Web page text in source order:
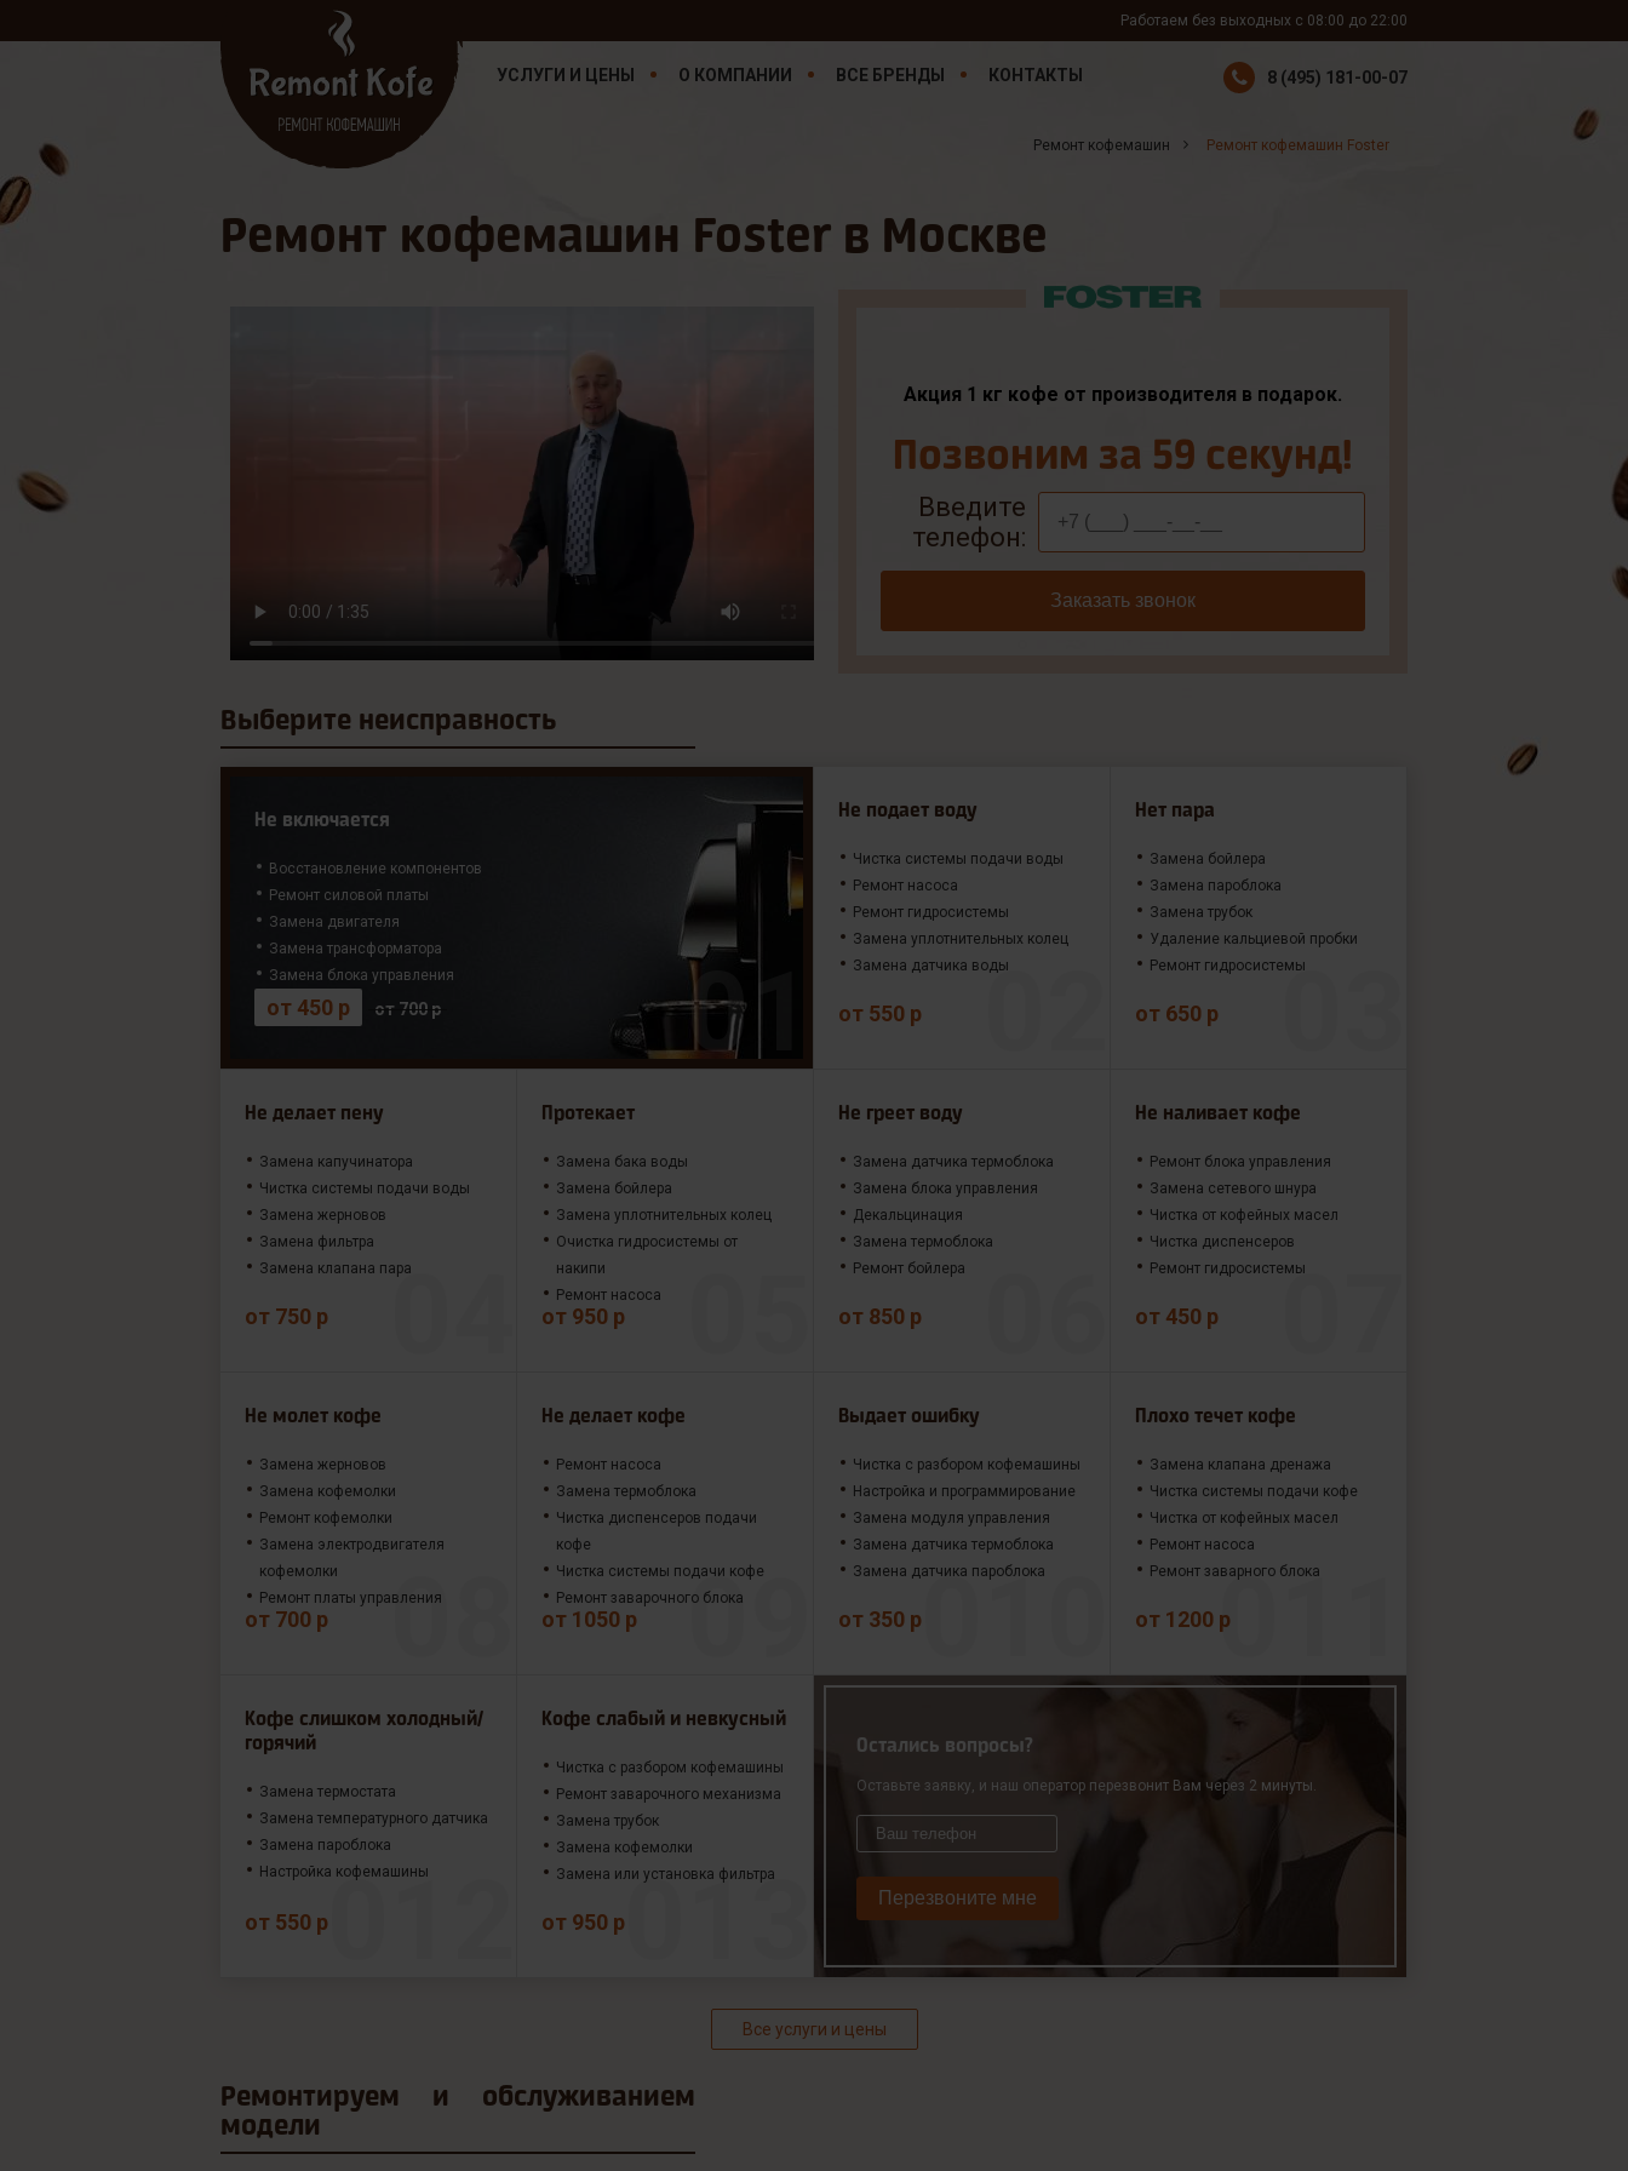
Работаем без выходных с 08:00 до 22:00
УСЛУГИ И ЦЕНЫ О КОМПАНИИ ВСЕ БРЕНДЫ КОНТАКТЫ 8 (495) 181-00-07
Ремонт кофемашин Ремонт кофемашин Foster
Ремонт кофемашин Foster в Москве
Акция 1 кг кофе от производителя в подарок.
Позвоним за 59 секунд!
Введите
телефон:
Заказать звонок
Выберите неисправность
Не включается
Восстановление компонентов
Ремонт силовой платы
Замена двигателя
Замена трансформатора
Замена блока управления
от 450 р от 700 р
Не подает воду
Чистка системы подачи воды
Ремонт насоса
Ремонт гидросистемы
Замена уплотнительных колец
Замена датчика воды
от 550 р
Нет пара
Замена бойлера
Замена пароблока
Замена трубок
Удаление кальциевой пробки
Ремонт гидросистемы
от 650 р
Не делает пену
Замена капучинатора
Чистка системы подачи воды
Замена жерновов
Замена фильтра
Замена клапана пара
от 750 р
Протекает
Замена бака воды
Замена бойлера
Замена уплотнительных колец
Очистка гидросистемы от
накипи
Ремонт насоса
от 950 р
Не греет воду
Замена датчика термоблока
Замена блока управления
Декальцинация
Замена термоблока
Ремонт бойлера
от 850 р
Не наливает кофе
Ремонт блока управления
Замена сетевого шнура
Чистка от кофейных масел
Чистка диспенсеров
Ремонт гидросистемы
от 450 р
Не молет кофе
Замена жерновов
Замена кофемолки
Ремонт кофемолки
Замена электродвигателя
кофемолки
Ремонт платы управления
от 700 р
Не делает кофе
Ремонт насоса
Замена термоблока
Чистка диспенсеров подачи
кофе
Чистка системы подачи кофе
Ремонт заварочного блока
от 1050 р
Выдает ошибку
Чистка с разбором кофемашины
Настройка и программирование
Замена модуля управления
Замена датчика термоблока
Замена датчика пароблока
от 350 р
Плохо течет кофе
Замена клапана дренажа
Чистка системы подачи кофе
Чистка от кофейных масел
Ремонт насоса
Ремонт заварного блока
от 1200 р
Кофе слишком холодный/
горячий
Замена термостата
Замена температурного датчика
Замена пароблока
Настройка кофемашины
от 550 р
Кофе слабый и невкусный
Чистка с разбором кофемашины
Ремонт заварочного механизма
Замена трубок
Замена кофемолки
Замена или установка фильтра
от 950 р
Остались вопросы?
Оставьте заявку, и наш оператор перезвонит Вам через 2 минуты.
Перезвоните мне
Все услуги и цены
Ремонтируем и обслуживанием
модели